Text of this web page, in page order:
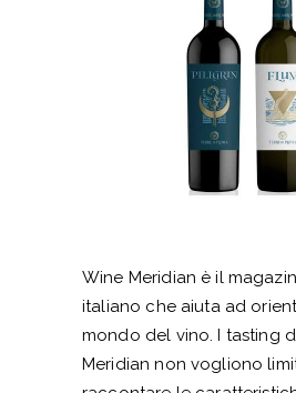
Wine Meridian è il
italiano che aiuta ad
mondo del vino. I tasting
Meridian non vogliono